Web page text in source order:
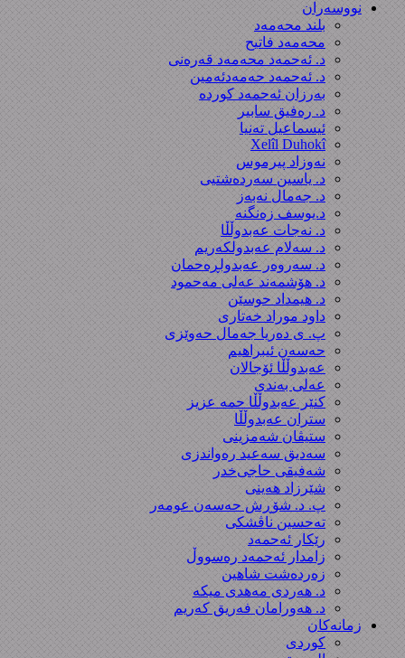
نووسەران
بلند محەمەد
محەمەد فاتیح
د. ئەحمەد محەمەد قەرەنی
د. ئەحمەد حەمەدئەمین
بەرزان ئەحمەد کورده
د. رەفیق سابیر
ئیسماعیل تەنیا
Xelîl Duhokî
نەوزاد پیرموس
د. یاسین سەردەشتیی
د. جەمال نەبەز
د.یوسف زه‌نگنه‌
د. نەجات عەبدوڵڵا
د. سەلام عەبدولكەریم
د. سەروەر عەبدولڕەحمان
د. هۆشمەند عەلی مەحمود
د. هیمداد حوسێن
داود موراد خەتاری
پ. ی دەریا جەمال حەوێزی
حەسەن ئیبراهیم
عەبدوڵڵا ئۆجالان
عەلی بەندی
کنێر عەبدوڵڵا حمە عزیز
ستران عەبدوڵڵا
ستیڤان شەمزینی
سەدیق سەعید رەواندزی
شه‌فیقی حاجی‌خدر
شێرزاد هەینی
پ. د. شۆڕش حەسەن عومەر
تەحسین ناڤشکی
رێکار ئەحمەد
زامدار ئەحمەد رەسووڵ
زه‌رده‌شت شاهین
د. هەردی مەهدی میکە
د. هەورامان فەریق كەریم
زمانەکان
کوردی